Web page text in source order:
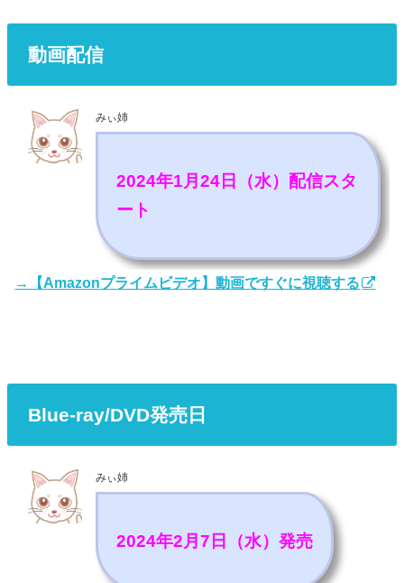
動画配信
みぃ姉
2024年1月24日（水）配信スタ
ート
→【Amazonプライムビデオ】動画ですぐに視聴する
Blue-ray/DVD発売日
みぃ姉
2024年2月7日（水）発売